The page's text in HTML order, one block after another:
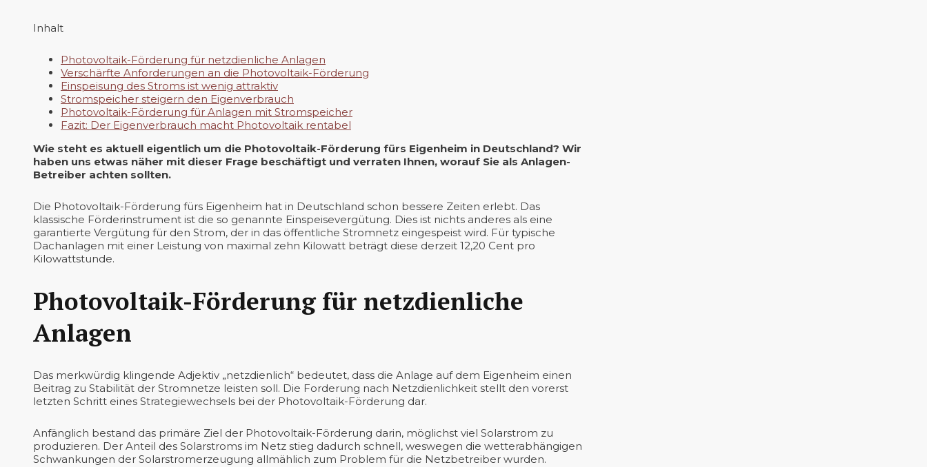
Inhalt
Photovoltaik-Förderung für netzdienliche Anlagen
Verschärfte Anforderungen an die Photovoltaik-Förderung
Einspeisung des Stroms ist wenig attraktiv
Stromspeicher steigern den Eigenverbrauch
Photovoltaik-Förderung für Anlagen mit Stromspeicher
Fazit: Der Eigenverbrauch macht Photovoltaik rentabel
Wie steht es aktuell eigentlich um die Photovoltaik-Förderung fürs Eigenheim in Deutschland? Wir
haben uns etwas näher mit dieser Frage beschäftigt und verraten Ihnen, worauf Sie als Anlagen-
Betreiber achten sollten.
Die Photovoltaik-Förderung fürs Eigenheim hat in Deutschland schon bessere Zeiten erlebt. Das
klassische Förderinstrument ist die so genannte Einspeisevergütung. Dies ist nichts anderes als eine
garantierte Vergütung für den Strom, der in das öffentliche Stromnetz eingespeist wird. Für typische
Dachanlagen mit einer Leistung von maximal zehn Kilowatt beträgt diese derzeit 12,20 Cent pro
Kilowattstunde.
Photovoltaik-Förderung für netzdienliche
Anlagen
Das merkwürdig klingende Adjektiv „netzdienlich“ bedeutet, dass die Anlage auf dem Eigenheim einen
Beitrag zu Stabilität der Stromnetze leisten soll. Die Forderung nach Netzdienlichkeit stellt den vorerst
letzten Schritt eines Strategiewechsels bei der Photovoltaik-Förderung dar.
Anfänglich bestand das primäre Ziel der Photovoltaik-Förderung darin, möglichst viel Solarstrom zu
produzieren. Der Anteil des Solarstroms im Netz stieg dadurch schnell, weswegen die wetterabhängigen
Schwankungen der Solarstromerzeugung allmählich zum Problem für die Netzbetreiber wurden.